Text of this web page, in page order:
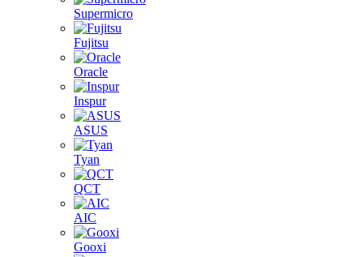
Supermicro
Fujitsu
Oracle
Inspur
ASUS
Tyan
QCT
AIC
Gooxi